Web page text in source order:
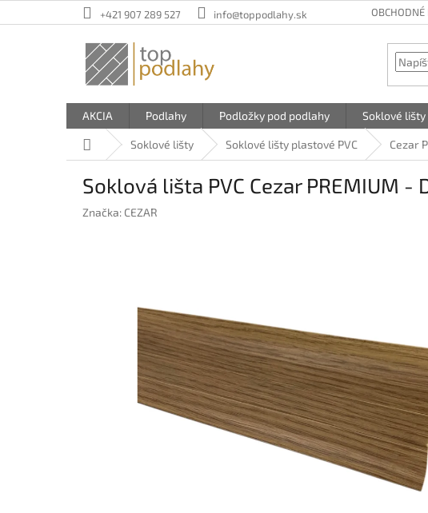
na
+421 907 289 527 info@toppodlahy.sk
AKCIA Podlahy Podložky pod podlahy Soklové lišty
DomovSoklové lišty Soklové lišty plastové PVC Cezar
Soklová lišta PVC Cezar PREMIUM -
Značka: CEZAR